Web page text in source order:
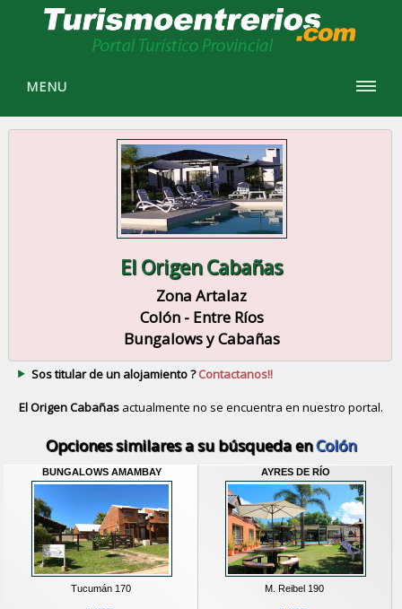
MENU
El Origen Cabañas
Zona Artalaz
Colón - Entre Ríos
Bungalows y Cabañas
Sos titular de un alojamiento ?Contactanos!!
El Origen Cabañasactualmente no se encuentra en nuestro portal.
Opciones similares a su búsqueda enColón
BUNGALOWS AMAMBAY
Tucumán 170
AYRES DE RÍO
M. Reibel 190